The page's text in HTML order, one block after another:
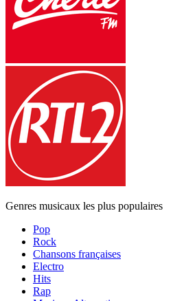
Genres musicaux les plus populaires
Pop
Rock
Chansons françaises
Electro
Hits
Rap